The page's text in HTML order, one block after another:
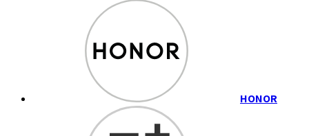
HONOR